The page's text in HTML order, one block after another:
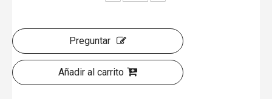
Preguntar
Añadir al carrito